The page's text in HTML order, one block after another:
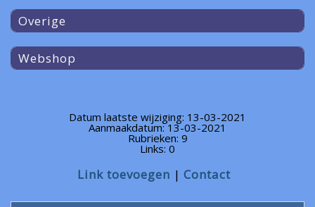
Overige
Webshop
Datum laatste wijziging: 13-03-2021
Aanmaakdatum: 13-03-2021
Rubrieken: 9
Links: 0
Link toevoegen Contact